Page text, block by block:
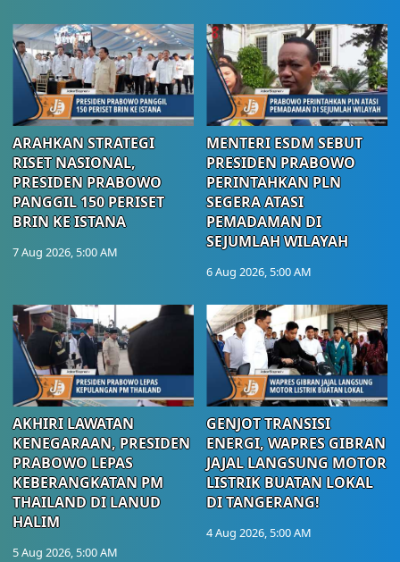
ARAHKAN STRATEGI
RISET NASIONAL,
PRESIDEN PRABOWO
PANGGIL 150 PERISET
BRIN KE ISTANA
7 Aug 2026, 5:00 AM
MENTERI ESDM SEBUT
PRESIDEN PRABOWO
PERINTAHKAN PLN
SEGERA ATASI
PEMADAMAN DI
SEJUMLAH WILAYAH
6 Aug 2026, 5:00 AM
AKHIRI LAWATAN
KENEGARAAN, PRESIDEN
PRABOWO LEPAS
KEBERANGKATAN PM
THAILAND DI LANUD
HALIM
5 Aug 2026, 5:00 AM
GENJOT TRANSISI
ENERGI, WAPRES GIBRAN
JAJAL LANGSUNG MOTOR
LISTRIK BUATAN LOKAL
DI TANGERANG!
4 Aug 2026, 5:00 AM